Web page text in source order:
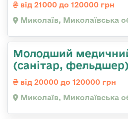
від 21000 до 120000 грн
Миколаїв, Миколаївська
Молодший
(санітар, фельдшер)
від 20000 до 120000 грн
Миколаїв, Миколаївська